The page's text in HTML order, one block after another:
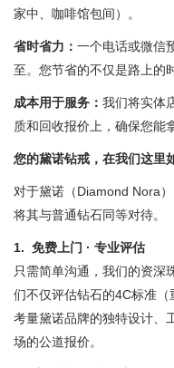
家中、咖啡馆包间）。
省时省力： 一个电话或微信
至。您节省的不仅是路上的
成本用于服务： 我们将实体
质和回收报价上，确保您能
您的黛诺钻戒，在我们这里
对于黛诺（Diamond Nora
将其与普通钻石同等对待。
1. 免费上门 · 专业评估
只需简单沟通，我们的资深
们不仅评估钻石的4C标准
考量黛诺品牌的独特设计、
场的公道报价。